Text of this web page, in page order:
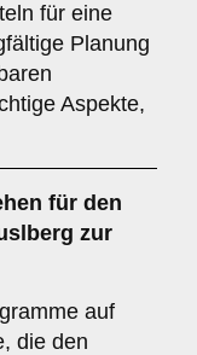
für eine
Planung
Aspekte,
für den
zur
auf
die den